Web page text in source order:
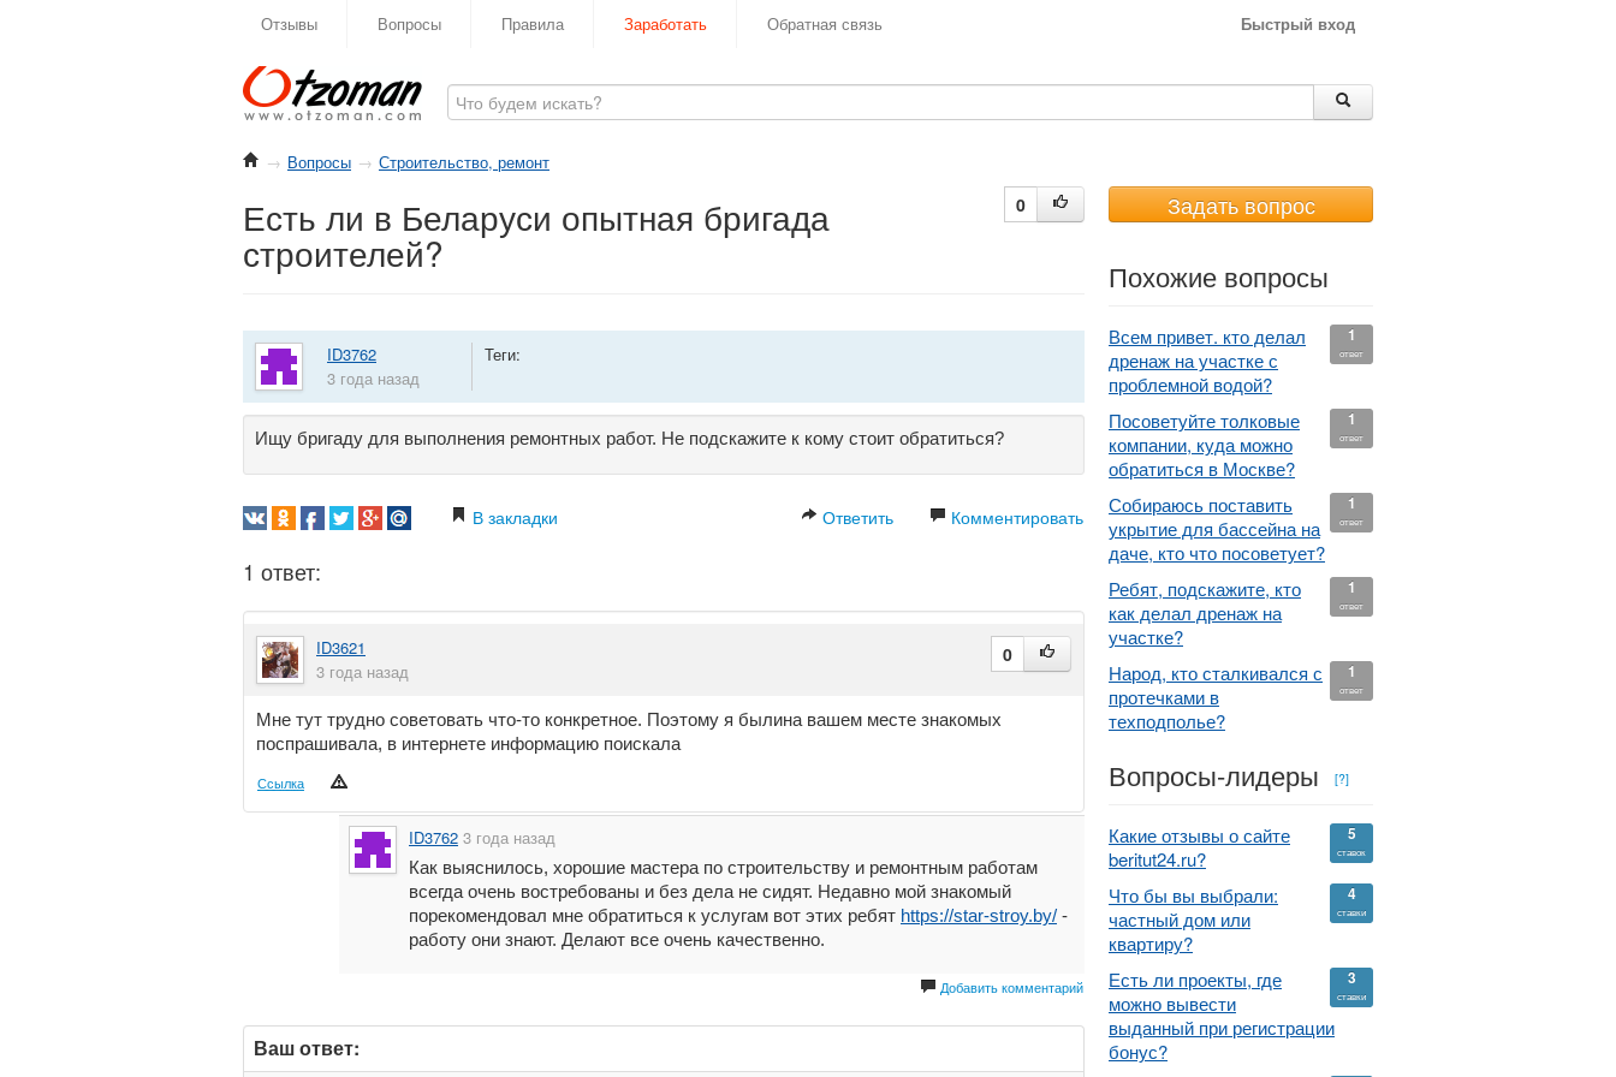
Отзывы Вопросы Правила Заработать Обратная связь Быстрый вход
→ Вопросы → Строительство, ремонт
0
Есть ли в Беларуси опытная бригада
строителей?
ID3762
3 года назад
Теги:
Ищу бригаду для выполнения ремонтных работ. Не подскажите к кому стоит обратиться?
В закладки Ответить Комментировать
1 ответ:
ID3621
3 года назад
0
Мне тут трудно советовать что-то конкретное. Поэтому я былина вашем месте знакомых
поспрашивала, в интернете информацию поискала
Ссылка
ID3762 3 года назад
Как выяснилось, хорошие мастера по строительству и ремонтным работам
всегда очень востребованы и без дела не сидят. Недавно мой знакомый
порекомендовал мне обратиться к услугам вот этих ребят https://star-stroy.by/ -
работу они знают. Делают все очень качественно.
Добавить комментарий
Ваш ответ:
Задать вопрос
Похожие вопросы
1
ответ
Всем привет. кто делал
дренаж на участке с
проблемной водой?
1
ответ
Посоветуйте толковые
компании, куда можно
обратиться в Москве?
1
ответ
Собираюсь поставить
укрытие для бассейна на
даче, кто что посоветует?
1
ответ
Ребят, подскажите, кто
как делал дренаж на
участке?
1
ответ
Народ, кто сталкивался с
протечками в
техподполье?
Вопросы-лидеры [?]
5
ставок
Какие отзывы о сайте
beritut24.ru?
4
ставки
Что бы вы выбрали:
частный дом или
квартиру?
3
ставки
Есть ли проекты, где
можно вывести
выданный при регистрации
бонус?